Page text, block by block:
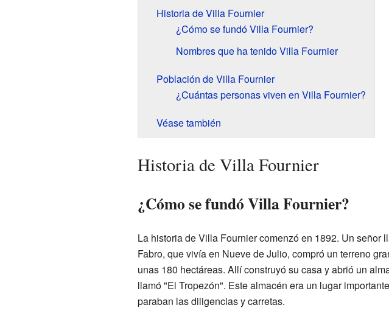
Historia de Villa Fournier
¿Cómo se fundó Villa Fournier?
Nombres que ha tenido Villa Fournier
Población de Villa Fournier
¿Cuántas personas viven en Villa Fournier?
Véase también
Historia de Villa Fournier
¿Cómo se fundó Villa Fournier?
La historia de Villa Fournier comenzó en 1892. Un señor
Fabro, que vivía en Nueve de Julio, compró un terreno
unas 180 hectáreas. Allí construyó su casa y abrió un
llamó "El Tropezón". Este almacén era un lugar
paraban las diligencias y carretas.